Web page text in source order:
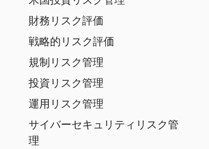
財務リスク評価
戦略的リスク評価
規制リスク管理
投資リスク管理
運用リスク管理
サイバーセキュリティリスク管
理